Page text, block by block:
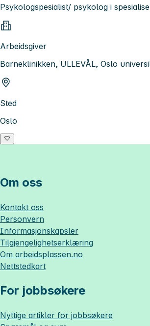
Psykologspesialist/ psykolog i
Arbeidsgiver
Barneklinikken, ULLEVÅL, Oslo
Sted
Oslo
Om oss
Kontakt oss
Personvern
Informasjonskapsler
Tilgjengelighetserklæring
Om arbeidsplassen.no
Nettstedkart
For jobbsøkere
Nyttige artikler for jobbsøkere